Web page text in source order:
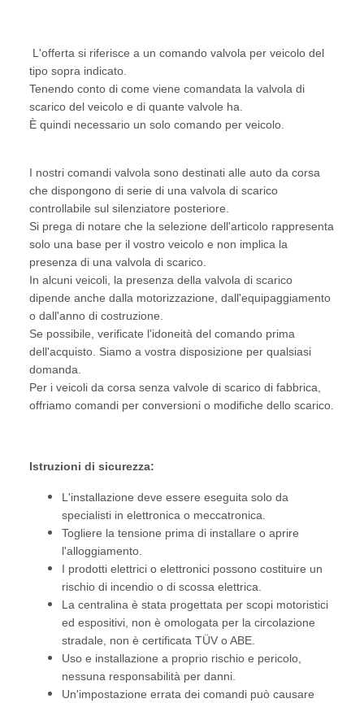
L'offerta si riferisce a un comando valvola per veicolo del
tipo sopra indicato.
Tenendo conto di come viene comandata la valvola di
scarico del veicolo e di quante valvole ha.
È quindi necessario un solo comando per veicolo.
I nostri comandi valvola sono destinati alle auto da corsa
che dispongono di serie di una valvola di scarico
controllabile sul silenziatore posteriore.
Si prega di notare che la selezione dell'articolo rappresenta
solo una base per il vostro veicolo e non implica la
presenza di una valvola di scarico.
In alcuni veicoli, la presenza della valvola di scarico
dipende anche dalla motorizzazione, dall'equipaggiamento
o dall'anno di costruzione.
Se possibile, verificate l'idoneità del comando prima
dell'acquisto. Siamo a vostra disposizione per qualsiasi
domanda.
Per i veicoli da corsa senza valvole di scarico di fabbrica,
offriamo comandi per conversioni o modifiche dello scarico.
Istruzioni di sicurezza:
L'installazione deve essere eseguita solo da
specialisti in elettronica o meccatronica.
Togliere la tensione prima di installare o aprire
l'alloggiamento.
I prodotti elettrici o elettronici possono costituire un
rischio di incendio o di scossa elettrica.
La centralina è stata progettata per scopi motoristici
ed espositivi, non è omologata per la circolazione
stradale, non è certificata TÜV o ABE.
Uso e installazione a proprio rischio e pericolo,
nessuna responsabilità per danni.
Un'impostazione errata dei comandi può causare